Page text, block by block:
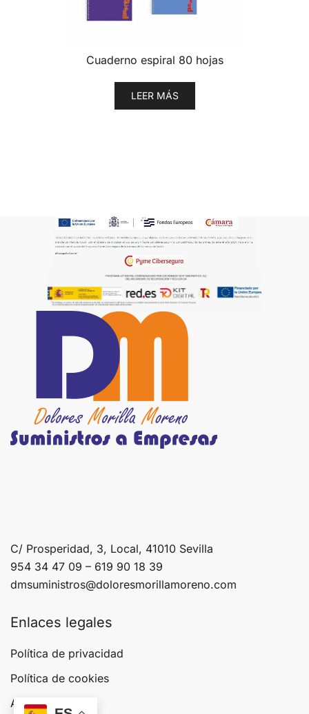
Cuaderno espiral 80 hojas
LEER MÁS
C/ Prosperidad, 3, Local, 41010 Sevilla
954 34 47 09 – 619 90 18 39
dmsuministros@doloresmorillamoreno.com
Enlaces legales
Política de privacidad
Política de cookies
Aviso legal